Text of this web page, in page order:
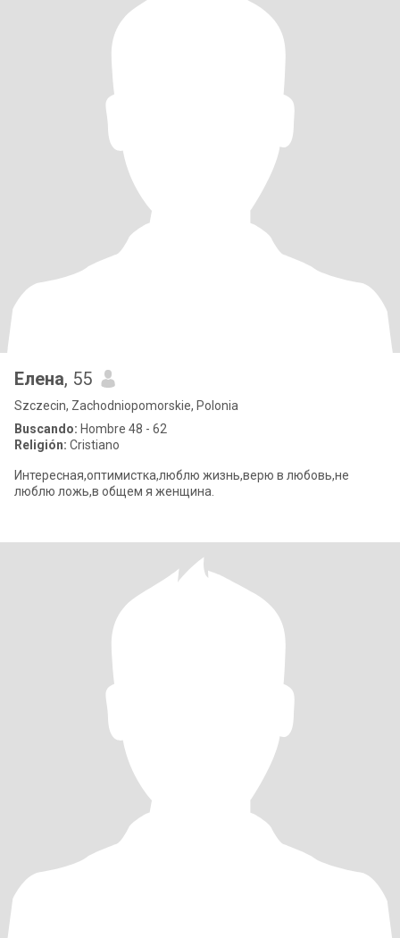
Елена, 55
Szczecin, Zachodniopomorskie, Polonia
Buscando: Hombre 48 - 62
Religión: Cristiano
Интересная,оптимистка,люблю жизнь,верю в любовь,не
люблю ложь,в общем я женщина.